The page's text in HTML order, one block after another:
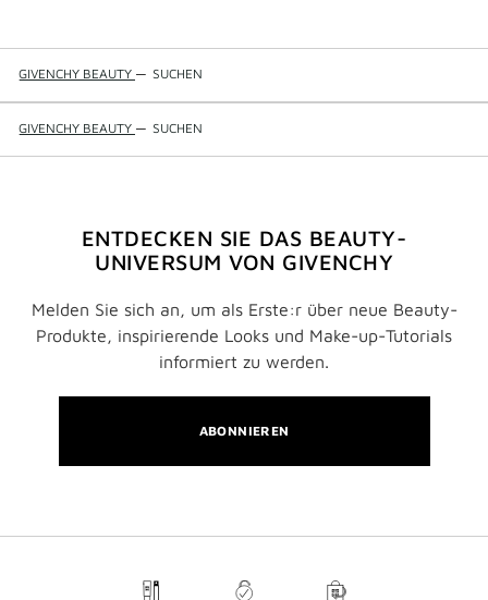
GIVENCHY BEAUTY — SUCHEN
GIVENCHY BEAUTY — SUCHEN
ENTDECKEN SIE DAS BEAUTY-
UNIVERSUM VON GIVENCHY
Melden Sie sich an, um als Erste:r über neue Beauty-
Produkte, inspirierende Looks und Make-up-Tutorials
informiert zu werden.
ABONNIEREN